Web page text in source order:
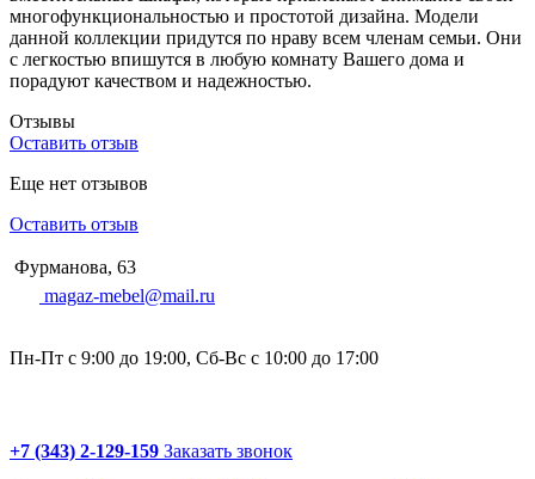
многофункциональностью и простотой дизайна. Модели
данной коллекции придутся по нраву всем членам семьи. Они
с легкостью впишутся в любую комнату Вашего дома и
порадуют качеством и надежностью.
Отзывы
Оставить отзыв
Еще нет отзывов
Оставить отзыв
Фурманова, 63
magaz-mebel@mail.ru
Пн-Пт с 9:00 до 19:00, Сб-Вс с 10:00 до 17:00
+7 (343) 2-129-159 Заказать звонок